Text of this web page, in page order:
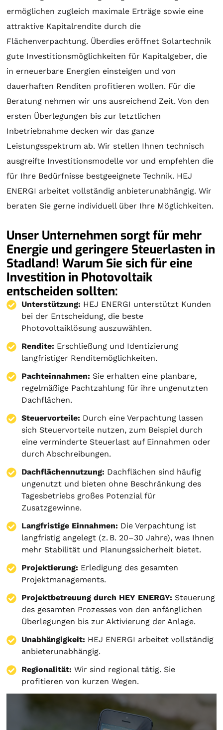
ermöglichen zugleich maximale Erträge sowie eine
attraktive Kapitalrendite durch die
Flächenverpachtung. Überdies eröffnet Solartechnik
gute Investitionsmöglichkeiten für Kapitalgeber, die
in erneuerbare Energien einsteigen und von
dauerhaften Renditen profitieren wollen. Für die
Beratung nehmen wir uns ausreichend Zeit. Von den
ersten Überlegungen bis zur letztlichen
Inbetriebnahme decken wir das ganze
Leistungsspektrum ab. Wir stellen Ihnen technisch
ausgreifte Investitionsmodelle vor und empfehlen die
für Ihre Bedürfnisse bestgeeignete Technik. HEJ
ENERGI arbeitet vollständig anbieterunabhängig. Wir
beraten Sie gerne individuell über Ihre Möglichkeiten.
Unser Unternehmen sorgt für mehr
Energie und geringere Steuerlasten in
Stadland! Warum Sie sich für eine
Investition in Photovoltaik
entscheiden sollten:
Unterstützung: HEJ ENERGI unterstützt Kunden
bei der Entscheidung, die beste
Photovoltaiklösung auszuwählen.
Rendite: Erschließung und Identizierung
langfristiger Renditemöglichkeiten.
Pachteinnahmen: Sie erhalten eine planbare,
regelmäßige Pachtzahlung für ihre ungenutzten
Dachflächen.
Steuervorteile: Durch eine Verpachtung lassen
sich Steuervorteile nutzen, zum Beispiel durch
eine verminderte Steuerlast auf Einnahmen oder
durch Abschreibungen.
Dachflächennutzung: Dachflächen sind häufig
ungenutzt und bieten ohne Beschränkung des
Tagesbetriebs großes Potenzial für
Zusatzgewinne.
Langfristige Einnahmen: Die Verpachtung ist
langfristig angelegt (z. B. 20–30 Jahre), was Ihnen
mehr Stabilität und Planungssicherheit bietet.
Projektierung: Erledigung des gesamten
Projektmanagements.
Projektbetreuung durch HEY ENERGY: Steuerung
des gesamten Prozesses von den anfänglichen
Überlegungen bis zur Aktivierung der Anlage.
Unabhängigkeit: HEJ ENERGI arbeitet vollständig
anbieterunabhängig.
Regionalität: Wir sind regional tätig. Sie
profitieren von kurzen Wegen.